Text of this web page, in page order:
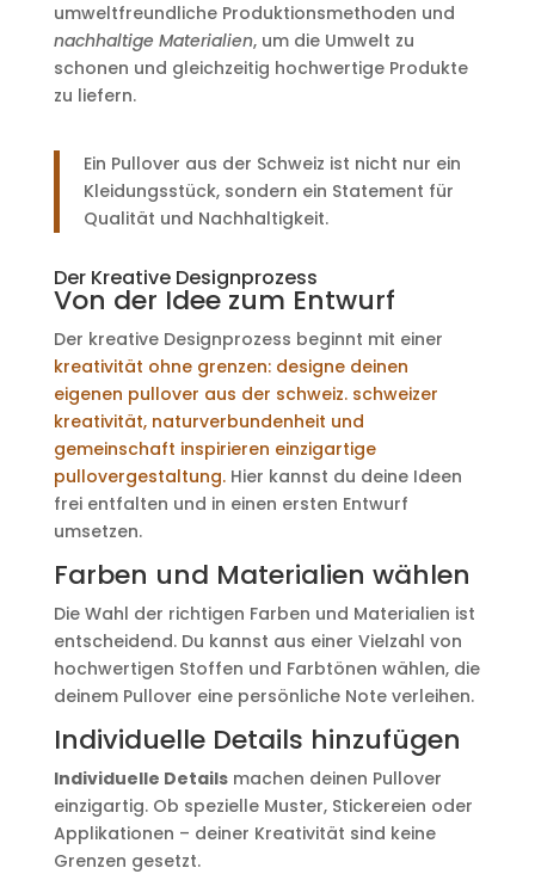
umweltfreundliche Produktionsmethoden und
nachhaltige Materialien, um die Umwelt zu
schonen und gleichzeitig hochwertige Produkte
zu liefern.
Ein Pullover aus der Schweiz ist nicht nur ein
Kleidungsstück, sondern ein Statement für
Qualität und Nachhaltigkeit.
Der Kreative Designprozess
Von der Idee zum Entwurf
Der kreative Designprozess beginnt mit einer
kreativität ohne grenzen: designe deinen
eigenen pullover aus der schweiz. schweizer
kreativität, naturverbundenheit und
gemeinschaft inspirieren einzigartige
pullovergestaltung.Hier kannst du deine Ideen
frei entfalten und in einen ersten Entwurf
umsetzen.
Farben und Materialien wählen
Die Wahl der richtigen Farben und Materialien ist
entscheidend. Du kannst aus einer Vielzahl von
hochwertigen Stoffen und Farbtönen wählen, die
deinem Pullover eine persönliche Note verleihen.
Individuelle Details hinzufügen
Individuelle Detailsmachen deinen Pullover
einzigartig. Ob spezielle Muster, Stickereien oder
Applikationen – deiner Kreativität sind keine
Grenzen gesetzt.